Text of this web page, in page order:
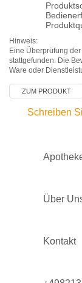
Hinweis:
Eine Überprüfung
stattgefunden. Die
Ware oder
ZUM PRODUKT
Schreiben
Über
Kontakt